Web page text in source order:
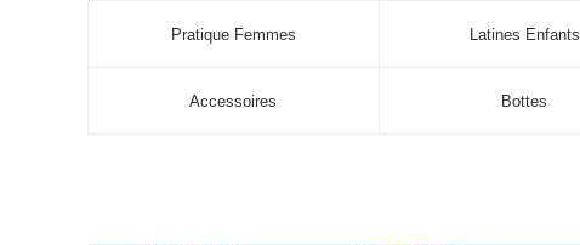
Pratique Femmes Latines Enfants
Accessoires Bottes